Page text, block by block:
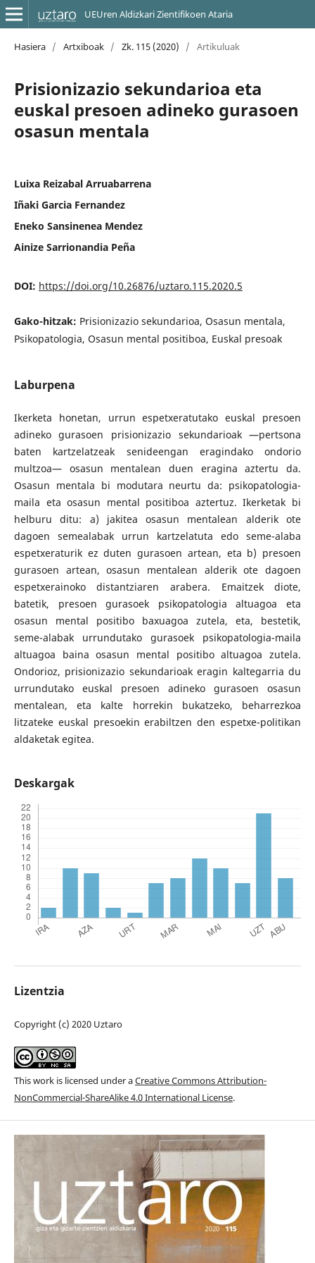
UEUren Aldizkari Zientifikoen Ataria
Hasiera / Artxiboak / Zk. 115 (2020) / Artikuluak
Prisionizazio sekundarioa eta
euskal presoen adineko gurasoen
osasun mentala
Luixa Reizabal Arruabarrena
Iñaki Garcia Fernandez
Eneko Sansinenea Mendez
Ainize Sarrionandia Peña
DOI: https://doi.org/10.26876/uztaro.115.2020.5
Gako-hitzak: Prisionizazio sekundarioa, Osasun mentala,
Psikopatologia, Osasun mental positiboa, Euskal presoak
Laburpena
Ikerketa honetan, urrun espetxeratutako euskal presoen
adineko gurasoen prisionizazio sekundarioak —pertsona
baten kartzelatzeak senideengan eragindako ondorio
multzoa— osasun mentalean duen eragina aztertu da.
Osasun mentala bi modutara neurtu da: psikopatologia-
maila eta osasun mental positiboa aztertuz. Ikerketak bi
helburu ditu: a) jakitea osasun mentalean alderik ote
dagoen semealabak urrun kartzelatuta edo seme-alaba
espetxeraturik ez duten gurasoen artean, eta b) presoen
gurasoen artean, osasun mentalean alderik ote dagoen
espetxerainoko distantziaren arabera. Emaitzek diote,
batetik, presoen gurasoek psikopatologia altuagoa eta
osasun mental positibo baxuagoa zutela, eta, bestetik,
seme-alabak urrundutako gurasoek psikopatologia-maila
altuagoa baina osasun mental positibo altuagoa zutela.
Ondorioz, prisionizazio sekundarioak eragin kaltegarria du
urrundutako euskal presoen adineko gurasoen osasun
mentalean, eta kalte horrekin bukatzeko, beharrezkoa
litzateke euskal presoekin erabiltzen den espetxe-politikan
aldaketak egitea.
Deskargak
Lizentzia
Copyright (c) 2020 Uztaro
This work is licensed under aCreative Commons Attribution-
NonCommercial-ShareAlike 4.0 International License.